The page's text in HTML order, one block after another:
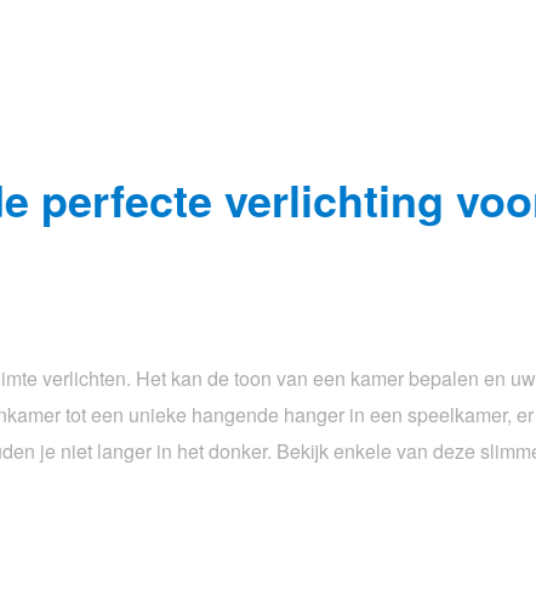
perfecte verlichting
verlichten. Het kan de toon van een kamer bepalen en
tot een unieke hangende hanger in een speelkamer,
je niet langer in het donker. Bekijk enkele van deze